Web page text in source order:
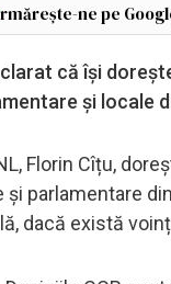
ne pe
că își
și locale
Florin Cîțu,
și parlamentare
dacă există